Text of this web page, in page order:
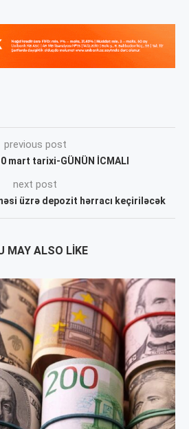
previous post
mart tarixi-GÜNÜN İCMALI
next post
üzrə depozit hərracı keçiriləcək
MAY ALSO LIKE